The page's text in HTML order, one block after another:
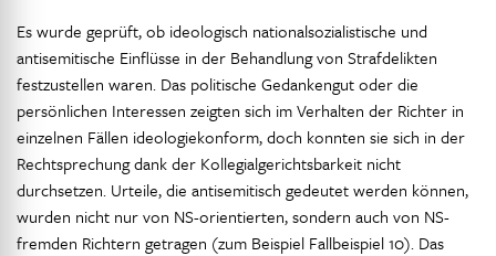
Es wurde geprüft, ob ideologisch nationalsozialistische und
antisemitische Einflüsse in der Behandlung von Strafdelikten
festzustellen waren. Das politische Gedankengut oder die
persönlichen Interessen zeigten sich im Verhalten der Richter in
einzelnen Fällen ideologiekonform, doch konnten sie sich in der
Rechtsprechung dank der Kollegialgerichtsbarkeit nicht
durchsetzen. Urteile, die antisemitisch gedeutet werden können,
wurden nicht nur von NS-orientierten, sondern auch von NS-
fremden Richtern getragen (zum Beispiel Fallbeispiel 10). Das